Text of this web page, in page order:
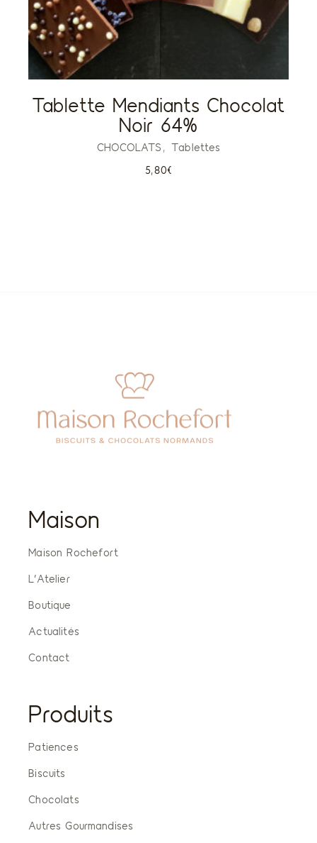
Tablette Mendiants Chocolat
Noir 64%
CHOCOLATS
Tablettes
5,80€
Maison
Maison Rochefort
L’Atelier
Boutique
Actualités
Contact
Produits
Patiences
Biscuits
Chocolats
Autres Gourmandises